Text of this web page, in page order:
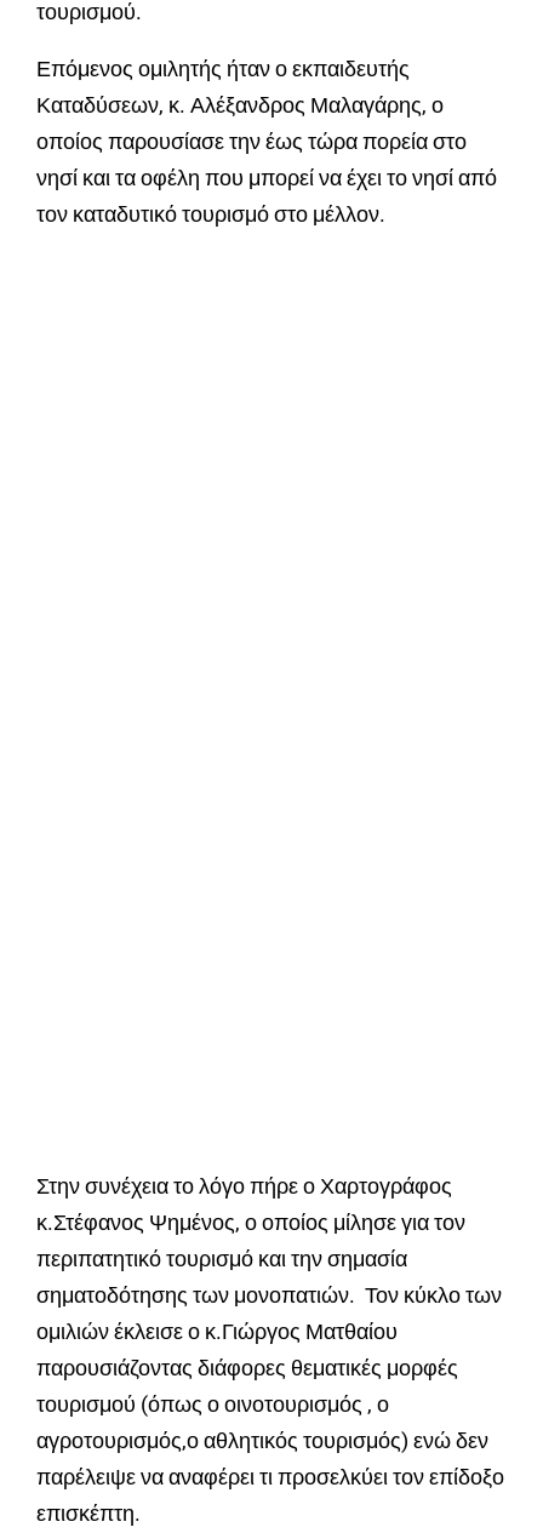
τουρισμού.
Επόμενος ομιλητής ήταν ο εκπαιδευτής
Καταδύσεων, κ. Αλέξανδρος Μαλαγάρης, ο
οποίος παρουσίασε την έως τώρα πορεία στο
νησί και τα οφέλη που μπορεί να έχει το νησί από
τον καταδυτικό τουρισμό στο μέλλον.
Στην συνέχεια το λόγο πήρε ο Χαρτογράφος
κ.Στέφανος Ψημένος, ο οποίος μίλησε για τον
περιπατητικό τουρισμό και την σημασία
σηματοδότησης των μονοπατιών. Τον κύκλο των
ομιλιών έκλεισε ο κ.Γιώργος Ματθαίου
παρουσιάζοντας διάφορες θεματικές μορφές
τουρισμού (όπως ο οινοτουρισμός , ο
αγροτουρισμός,ο αθλητικός τουρισμός) ενώ δεν
παρέλειψε να αναφέρει τι προσελκύει τον επίδοξο
επισκέπτη.